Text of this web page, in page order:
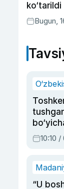
ko‘tarildi
Bugun,
hukmi
10:10
“U